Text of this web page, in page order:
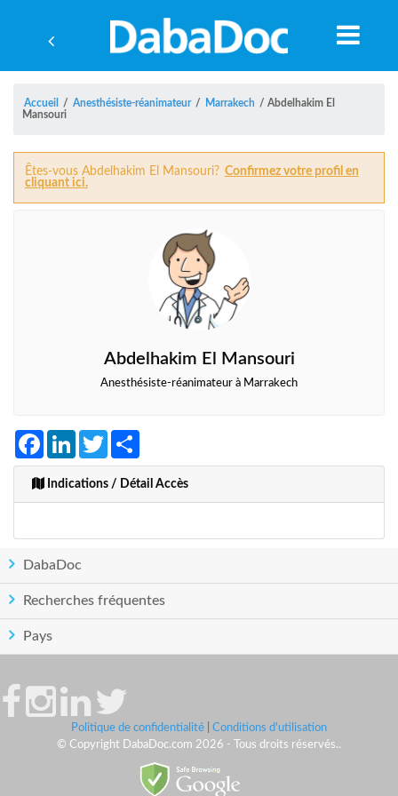
Accueil / Anesthésiste-réanimateur / Marrakech / Abdelhakim El
Mansouri
Êtes-vous Abdelhakim El Mansouri? Confirmez votre profil en
cliquant ici.
Abdelhakim El Mansouri
Anesthésiste-réanimateur à Marrakech
FacebookLinkedInTwitter
Indications / Détail Accès
DabaDoc
Recherches fréquentes
Pays
Politique de confidentialité
Conditions d'utilisation
© Copyright DabaDoc.com 2026 - Tous droits réservés..